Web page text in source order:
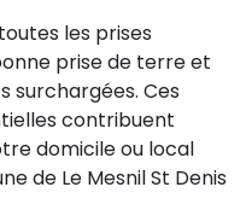
les prises
prise de terre et
surchargées. Ces
contribuent
domicile ou local
de Le Mesnil St Denis